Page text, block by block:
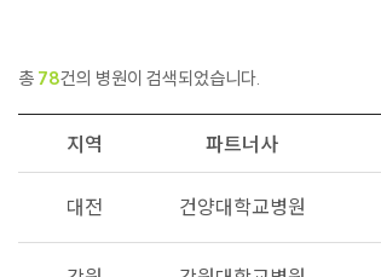
총 78건의 병원이 검색되었습니다.
지역 파트너사
대전 건양대학교병원